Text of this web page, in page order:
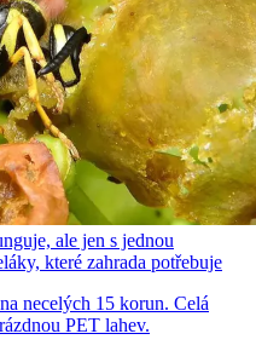
ale jen s jednou
které zahrada potřebuje
necelých 15 korun. Celá
PET lahev.